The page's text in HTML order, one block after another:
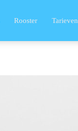
Rooster Tarieven